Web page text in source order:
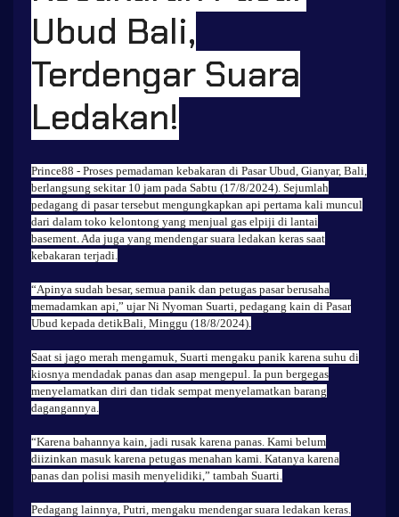
Ubud Bali,
Terdengar Suara
Ledakan!
Prince88 - Proses pemadaman kebakaran di Pasar Ubud, Gianyar, Bali,
berlangsung sekitar 10 jam pada Sabtu (17/8/2024). Sejumlah
pedagang di pasar tersebut mengungkapkan api pertama kali muncul
dari dalam toko kelontong yang menjual gas elpiji di lantai
basement. Ada juga yang mendengar suara ledakan keras saat
kebakaran terjadi.
“Apinya sudah besar, semua panik dan petugas pasar berusaha
memadamkan api,” ujar Ni Nyoman Suarti, pedagang kain di Pasar
Ubud kepada detikBali, Minggu (18/8/2024).
Saat si jago merah mengamuk, Suarti mengaku panik karena suhu di
kiosnya mendadak panas dan asap mengepul. Ia pun bergegas
menyelamatkan diri dan tidak sempat menyelamatkan barang
dagangannya.
“Karena bahannya kain, jadi rusak karena panas. Kami belum
diizinkan masuk karena petugas menahan kami. Katanya karena
panas dan polisi masih menyelidiki,” tambah Suarti.
Pedagang lainnya, Putri, mengaku mendengar suara ledakan keras.